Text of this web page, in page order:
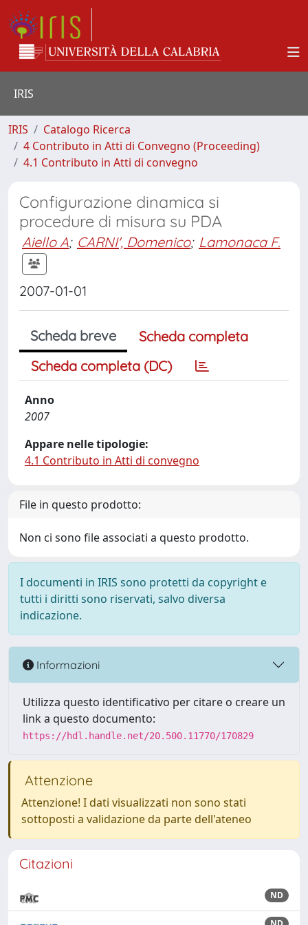
IRIS
IRIS
Catalogo Ricerca
4 Contributo in Atti di Convegno (Proceeding)
4.1 Contributo in Atti di convegno
Configurazione dinamica si
procedure di misura su PDA
Aiello A; CARNI', Domenico; Lamonaca F.
2007-01-01
Scheda breve
Scheda completa
Scheda completa (DC)
Anno
2007
Appare nelle tipologie:
4.1 Contributo in Atti di convegno
File in questo prodotto:
Non ci sono file associati a questo prodotto.
I documenti in IRIS sono protetti da copyright e
tutti i diritti sono riservati, salvo diversa
indicazione.
Informazioni
Utilizza questo identificativo per citare o creare un
link a questo documento:
https://hdl.handle.net/20.500.11770/170829
Attenzione
Attenzione! I dati visualizzati non sono stati
sottoposti a validazione da parte dell'ateneo
Citazioni
ND